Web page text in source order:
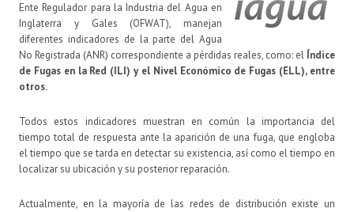
Ente Regulador para la Industria del Agua en
Inglaterra y Gales (OFWAT), manejan
diferentes indicadores de la parte del Agua
No Registrada (ANR) correspondiente a pérdidas reales, como: el Índice
de Fugas en la Red (ILI) y el Nivel Económico de Fugas (ELL), entre
otros.
Todos estos indicadores muestran en común la importancia del
tiempo total de respuesta ante la aparición de una fuga, que engloba
el tiempo que se tarda en detectar su existencia, así como el tiempo en
localizar su ubicación y su posterior reparación.
Actualmente, en la mayoría de las redes de distribución existe un